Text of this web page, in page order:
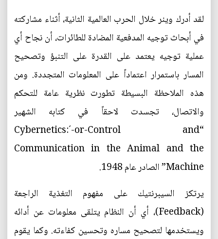
لقد أدرك وينر خلال الحرب العالمية الثانية، أثناء مشاركته
في أبحاث توجيه المدفعية المضادة للطائرات، أن نجاح أي
عملية توجيه يعتمد على القدرة على التنبؤ وتصحيح
المسار باستمرار اعتماداً على المعلومات المتجددة. ومن
هذه الملاحظة البسيطة تطورت نظرية عامة للتحكم
والاتصال، تجسدت لاحقاً في كتابه الشهير
“Cybernetics:´-or-Control and
Communication in the Animal and the
Machine” الصادر عام 1948.
يرتكز السيبرنتيك على مفهوم التغذية الراجعة
(Feedback)، أي أن النظام يتلقى معلومات عن أدائه
ويستخدمها لتصحيح مساره وتحسين كفاءته. وكما يقوم